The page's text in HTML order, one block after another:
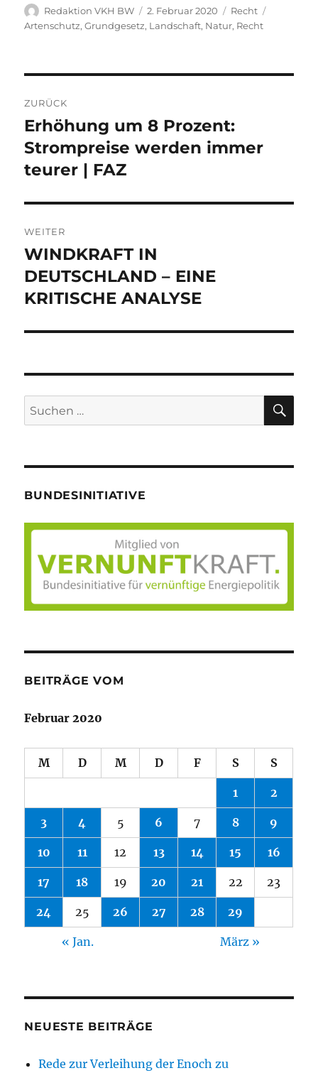
Autor
Redaktion VKH BW
Veröffentlicht
am
2. Februar 2020 Kategorien
Recht
Artenschutz,Grundgesetz, Landschaft, Natur, Recht
ZURÜCK
Vorheriger
Beitrag:
Erhöhung um 8 Prozent:
Strompreise werden immer
teurer | FAZ
WEITER
Nächster
Beitrag:
WINDKRAFT IN
DEUTSCHLAND – EINE
KRITISCHE ANALYSE
Suche
nach:
BUNDESINITIATIVE
BEITRÄGE VOM
Februar 2020
M D M D F S S
1 2
3 4 5 6 7 8 9
10 11 12 13 14 15 16
17 18 19 20 21 22 23
24 25 26 27 28 29
« Jan. März »
NEUESTE BEITRÄGE
Rede zur Verleihung der Enoch zu